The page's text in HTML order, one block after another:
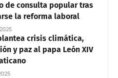
de consulta popular tras
la reforma laboral
crisis climática,
y paz al papa León XIV